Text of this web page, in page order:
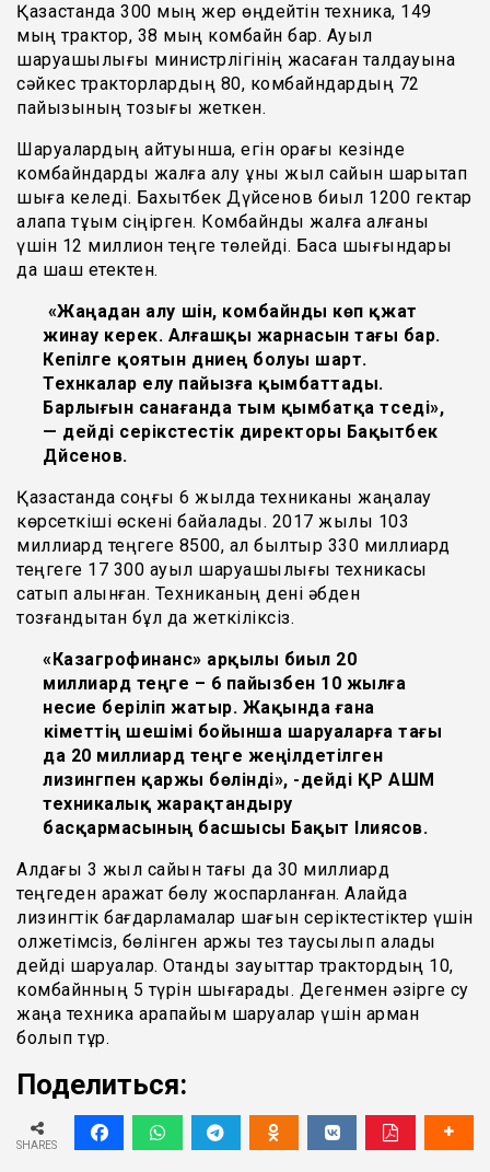
Қазақстанда 300 мың жер өңдейтін техника, 149
мың трактор, 38 мың комбайн бар. Ауыл
шаруашылығы министрлігінің жасаған талдауына
сәйкес тракторлардың 80, комбайндардың 72
пайызының тозығы жеткен.
Шаруалардың айтуынша, егін орағы кезінде
комбайндарды жалға алу құны жыл сайын шарықтап
шыға келеді. Бахытбек Дүйсенов биыл 1200 гектар
алқапқа тұқым сіңірген. Комбайнды жалға алғаны
үшін 12 миллион теңге төлейді. Басқа шығындары
да шаш етектен.
«Жаңадан алу үшін, комбайнды көп қүжат
жинау керек. Алғашқы жарнасын тағы бар.
Кепілге қоятын дүниең болуы шарт.
Технкалар елу пайызға қымбаттады.
Барлығын санағанда тым қымбатқа түседі»,
— дейді серікстестік директоры Бақытбек
Дүйсенов.
Қазақстанда соңғы 6 жылда техниканы жаңалау
көрсеткіші өскені байқалады. 2017 жылы 103
миллиард теңгеге 8500, ал былтыр 330 миллиард
теңгеге 17 300 ауыл шаруашылығы техникасы
сатып алынған. Техниканың дені әбден
тозғандықтан бұл да жеткіліксіз.
«Казагрофинанс» арқылы биыл 20
миллиард теңге – 6 пайызбен 10 жылға
несие беріліп жатыр. Жақында ғана
үкіметтің шешімі бойынша шаруаларға тағы
да 20 миллиард теңге жеңілдетілген
лизингпен қаржы бөлінді», -дейді ҚР АШМ
техникалық жарақтандыру
басқармасының басшысы Бақыт Ілиясов.
Алдағы 3 жыл сайын тағы да 30 миллиард
теңгеден қаражат бөлу жоспарланған. Алайда
лизингтік бағдарламалар шағын серіктестіктер үшін
қолжетімсіз, бөлінген қаржы тез таусылып қалады
дейді шаруалар. Отандық зауыттар трактордың 10,
комбайнның 5 түрін шығарады. Дегенмен әзірге су
жаңа техника қарапайым шаруалар үшін арман
болып тұр.
Поделиться:
SHARES